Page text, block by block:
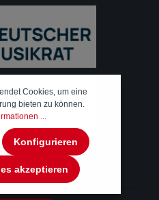
Cookies, um eine
bieten zu können.
...
Konfigurieren
akzeptieren